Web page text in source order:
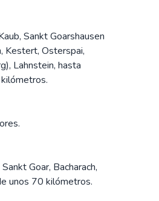
Sankt Goarshausen
Kestert, Osterspai,
Lahnstein, hasta
Goar, Bacharach,
unos 70 kilómetros.